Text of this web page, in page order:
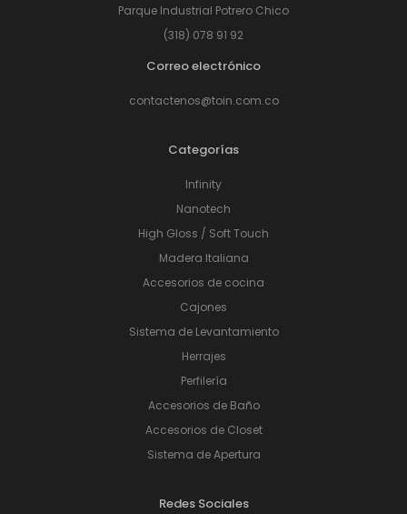
Parque Industrial Potrero Chico
(318) 078 91 92
Correo electrónico
contactenos@toin.com.co
Categorías
Infinity
Nanotech
High Gloss / Soft Touch
Madera Italiana
Accesorios de cocina
Cajones
Sistema de Levantamiento
Herrajes
Perfilería
Accesorios de Baño
Accesorios de Closet
Sistema de Apertura
Redes Sociales